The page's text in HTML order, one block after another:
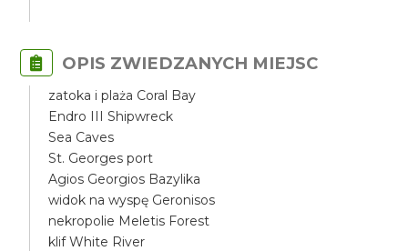
OPIS ZWIEDZANYCH MIEJSC
zatoka i plaża Coral Bay
Endro III Shipwreck
Sea Caves
St. Georges port
Agios Georgios Bazylika
widok na wyspę Geronisos
nekropolie Meletis Forest
klif White River